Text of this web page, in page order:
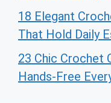
18 Elegant
That Hold Daily
23 Chic Crochet
Hands-Free